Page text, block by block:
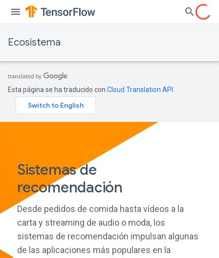
Ecosistema
Esta página se ha traducido con Cloud Translation API
Sistemas de
recomendación
Desde pedidos de comida hasta vídeos a la
carta y streaming de audio o moda, los
sistemas de recomendación impulsan algunas
de las aplicaciones más populares en la